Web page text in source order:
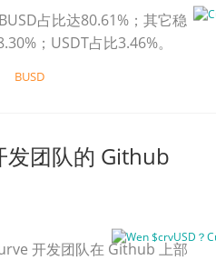
占比达80.61%；其它稳
；USDT占比3.46%。
BUSD
发团队的 Github
开发团队在 Github 上部